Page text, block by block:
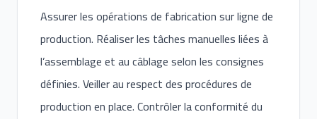
Assurer les opérations de fabrication sur ligne de
production. Réaliser les tâches manuelles liées à
l’assemblage et au câblage selon les consignes
définies. Veiller au respect des procédures de
production en place. Contrôler la conformité du